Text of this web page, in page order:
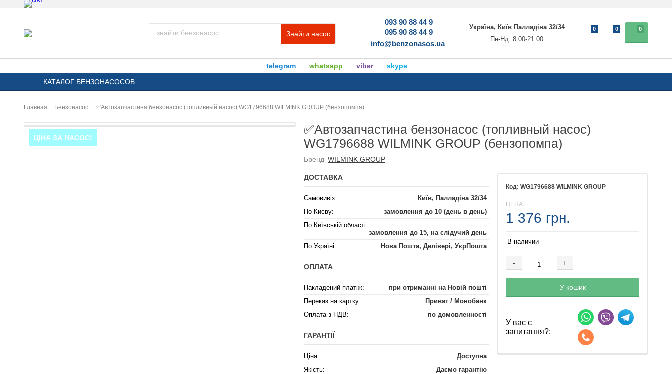
Знайти насос
093 90 88 44 9
095 90 88 44 9
info@benzonasos.ua
Україна, Київ Палладіна 32/34
Пн-Нд. 8:00-21.00
0
0 0
telegram whatsapp viber
skype
КАТАЛОГ БЕНЗОНАСОСОВ
Главная Бензонасос ✅Автозапчастина бензонасос (топливный насос) WG1796688 WILMINK GROUP (бензопомпа)
ЦІНА ЗА НАСОС!
✅Автозапчастина бензонасос (топливный насос)
WG1796688 WILMINK GROUP (бензопомпа)
Бренд WILMINK GROUP
WG1796688 WILMINK GROUP
ЦЕНА
1 376 грн.
В наличии
- +
Добавляется...
У кошик
Добавлен
У вас є
запитання?:
ДОСТАВКА
Самовивіз:
Київ, Палладіна 32/34
По Києву:
замовлення до 10 (день в день)
По Київській області:
замовлення до 15, на слідучий день
По Україні:
Нова Пошта, Делівері, УкрПошта
ОПЛАТА
Накладений платіж:
при отриманні на Новій пошті
Переказ на картку:
Приват / Монобанк
Оплата з ПДВ:
по домовленності
ГАРАНТІЇ
Ціна:
Доступна
Якість:
Даємо гарантію